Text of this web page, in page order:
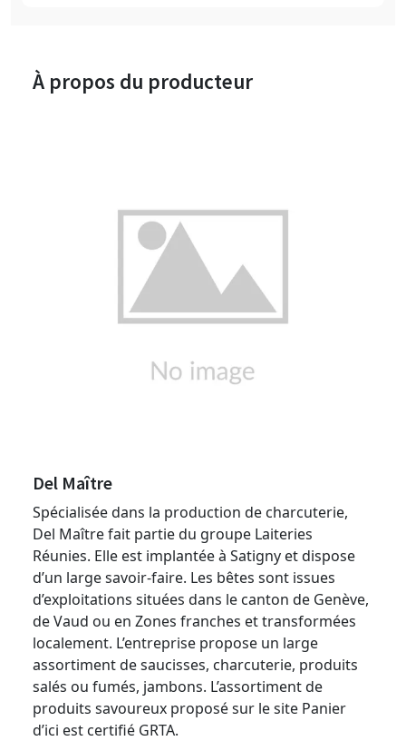
À propos du producteur
Del Maître
Spécialisée dans la production de charcuterie,
Del Maître fait partie du groupe Laiteries
Réunies. Elle est implantée à Satigny et dispose
d’un large savoir-faire. Les bêtes sont issues
d’exploitations situées dans le canton de Genève,
de Vaud ou en Zones franches et transformées
localement. L’entreprise propose un large
assortiment de saucisses, charcuterie, produits
salés ou fumés, jambons. L’assortiment de
produits savoureux proposé sur le site Panier
d’ici est certifié GRTA.